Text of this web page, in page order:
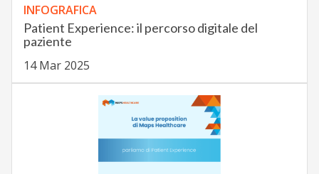
INFOGRAFICA
Patient Experience: il percorso digitale del
paziente
14 Mar 2025